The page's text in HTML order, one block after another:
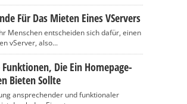
Für Das Mieten Eines VServers
Menschen entscheiden sich dafür, einen
vServer, also...
Die Ein Homepage-
Bieten Sollte
ansprechender und funktionaler